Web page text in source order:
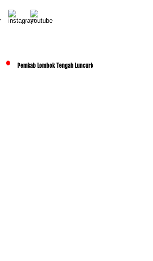
Pemkab Lombok Tengah Luncurkan BESTI, Libatkan